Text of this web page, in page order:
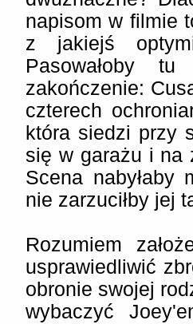
napisom w filmie
z jakiejś
Pasowałoby
zakończenie:
czterech
która siedzi przy
się w garażu i na
Scena nabyłaby
nie zarzuciłby jej
Rozumiem
usprawiedliwić
obronie swojej
wybaczyć